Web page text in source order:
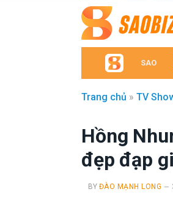
SAO
Trang chủ » TV
Hồng
đẹp đạp
BY ĐÀO MẠNH LONG